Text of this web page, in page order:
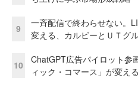
9
一斉配信で終わらせない。
変える、カルビーとＵＴグ
10
ChatGPT広告パイロット
ィック・コマース」が変え